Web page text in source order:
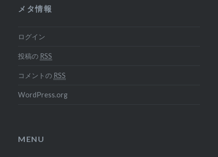
メタ情報
ログイン
投稿の RSS
コメントの RSS
WordPress.org
MENU